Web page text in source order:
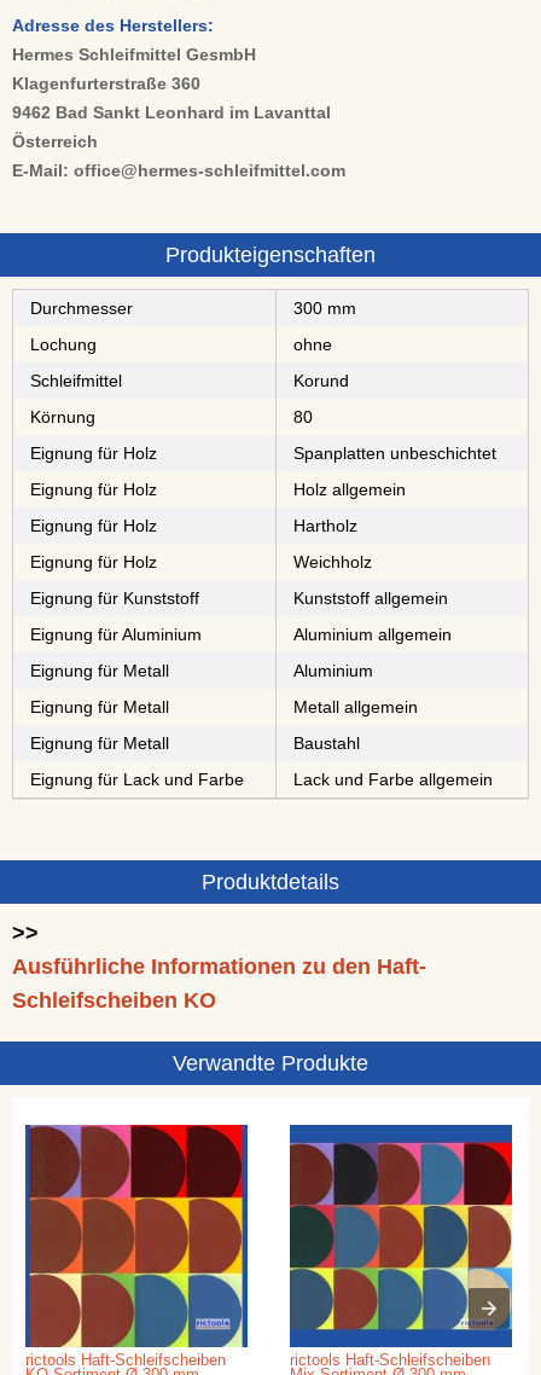
Adresse des Herstellers:
Hermes Schleifmittel GesmbH
Klagenfurterstraße 360
9462 Bad Sankt Leonhard im Lavanttal
Österreich
E-Mail: office@hermes-schleifmittel.com
Produkteigenschaften
Durchmesser
300 mm
Lochung
ohne
Schleifmittel
⁠⁠⁠Korund
Körnung
80
Eignung für Holz
⁠⁠⁠⁠⁠⁠⁠⁠Spanplatten unbeschichtet
Eignung für Holz
Holz allgemein
Eignung für Holz
⁠⁠⁠Hartholz
Eignung für Holz
⁠Weichholz
Eignung für Kunststoff
Kunststoff allgemein
Eignung für Aluminium
Aluminium allgemein
Eignung für Metall
⁠⁠⁠Aluminium
Eignung für Metall
Metall allgemein
Eignung für Metall
⁠⁠⁠⁠⁠⁠Baustahl
Eignung für Lack und Farbe
Lack und Farbe allgemein
Produktdetails
>>
Ausführliche Informationen zu den Haft-
Schleifscheiben KO
Verwandte Produkte
rictools Haft-Schleifscheiben
rictools Haft-Schleifscheiben